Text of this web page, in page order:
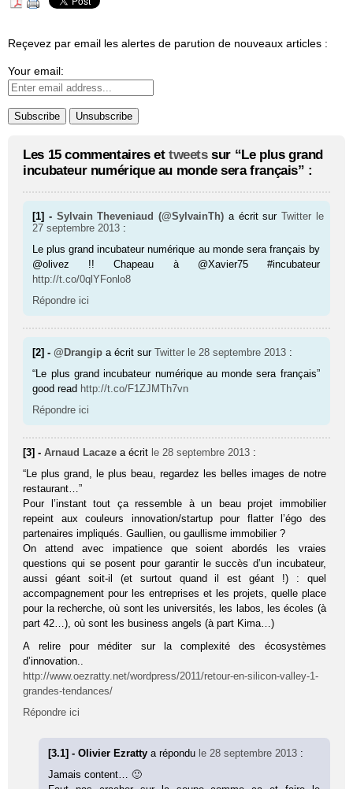
Reçevez par email les alertes de parution de nouveaux articles :
Your email:
Les 15 commentaires et tweetssur “Le plus grand
incubateur numérique au monde sera français” :
[1] - Sylvain Theveniaud (@SylvainTh) a écrit surTwitter le
27 septembre 2013 :
Le plus grand incubateur numérique au monde sera français by
@olivez !! Chapeau à @Xavier75 #incubateur
http://t.co/0qlYFonlo8
Répondre ici
[2] -@Drangip a écrit surTwitter le 28 septembre 2013 :
“Le plus grand incubateur numérique au monde sera français”
good read http://t.co/F1ZJMTh7vn
Répondre ici
[3] -Arnaud Lacaze a écrit le 28 septembre 2013 :
“Le plus grand, le plus beau, regardez les belles images de notre
restaurant…”
Pour l’instant tout ça ressemble à un beau projet immobilier
repeint aux couleurs innovation/startup pour flatter l’égo des
partenaires impliqués. Gaullien, ou gaullisme immobilier ?
On attend avec impatience que soient abordés les vraies
questions qui se posent pour garantir le succès d’un incubateur,
aussi géant soit-il (et surtout quand il est géant !) : quel
accompagnement pour les entreprises et les projets, quelle place
pour la recherche, où sont les universités, les labos, les écoles (à
part 42…), où sont les business angels (à part Kima…)
A relire pour méditer sur la complexité des écosystèmes
d’innovation..
http://www.oezratty.net/wordpress/2011/retour-en-silicon-valley-1-
grandes-tendances/
Répondre ici
[3.1] - Olivier Ezrattya répondu le 28 septembre 2013 :
Jamais content… 🙂